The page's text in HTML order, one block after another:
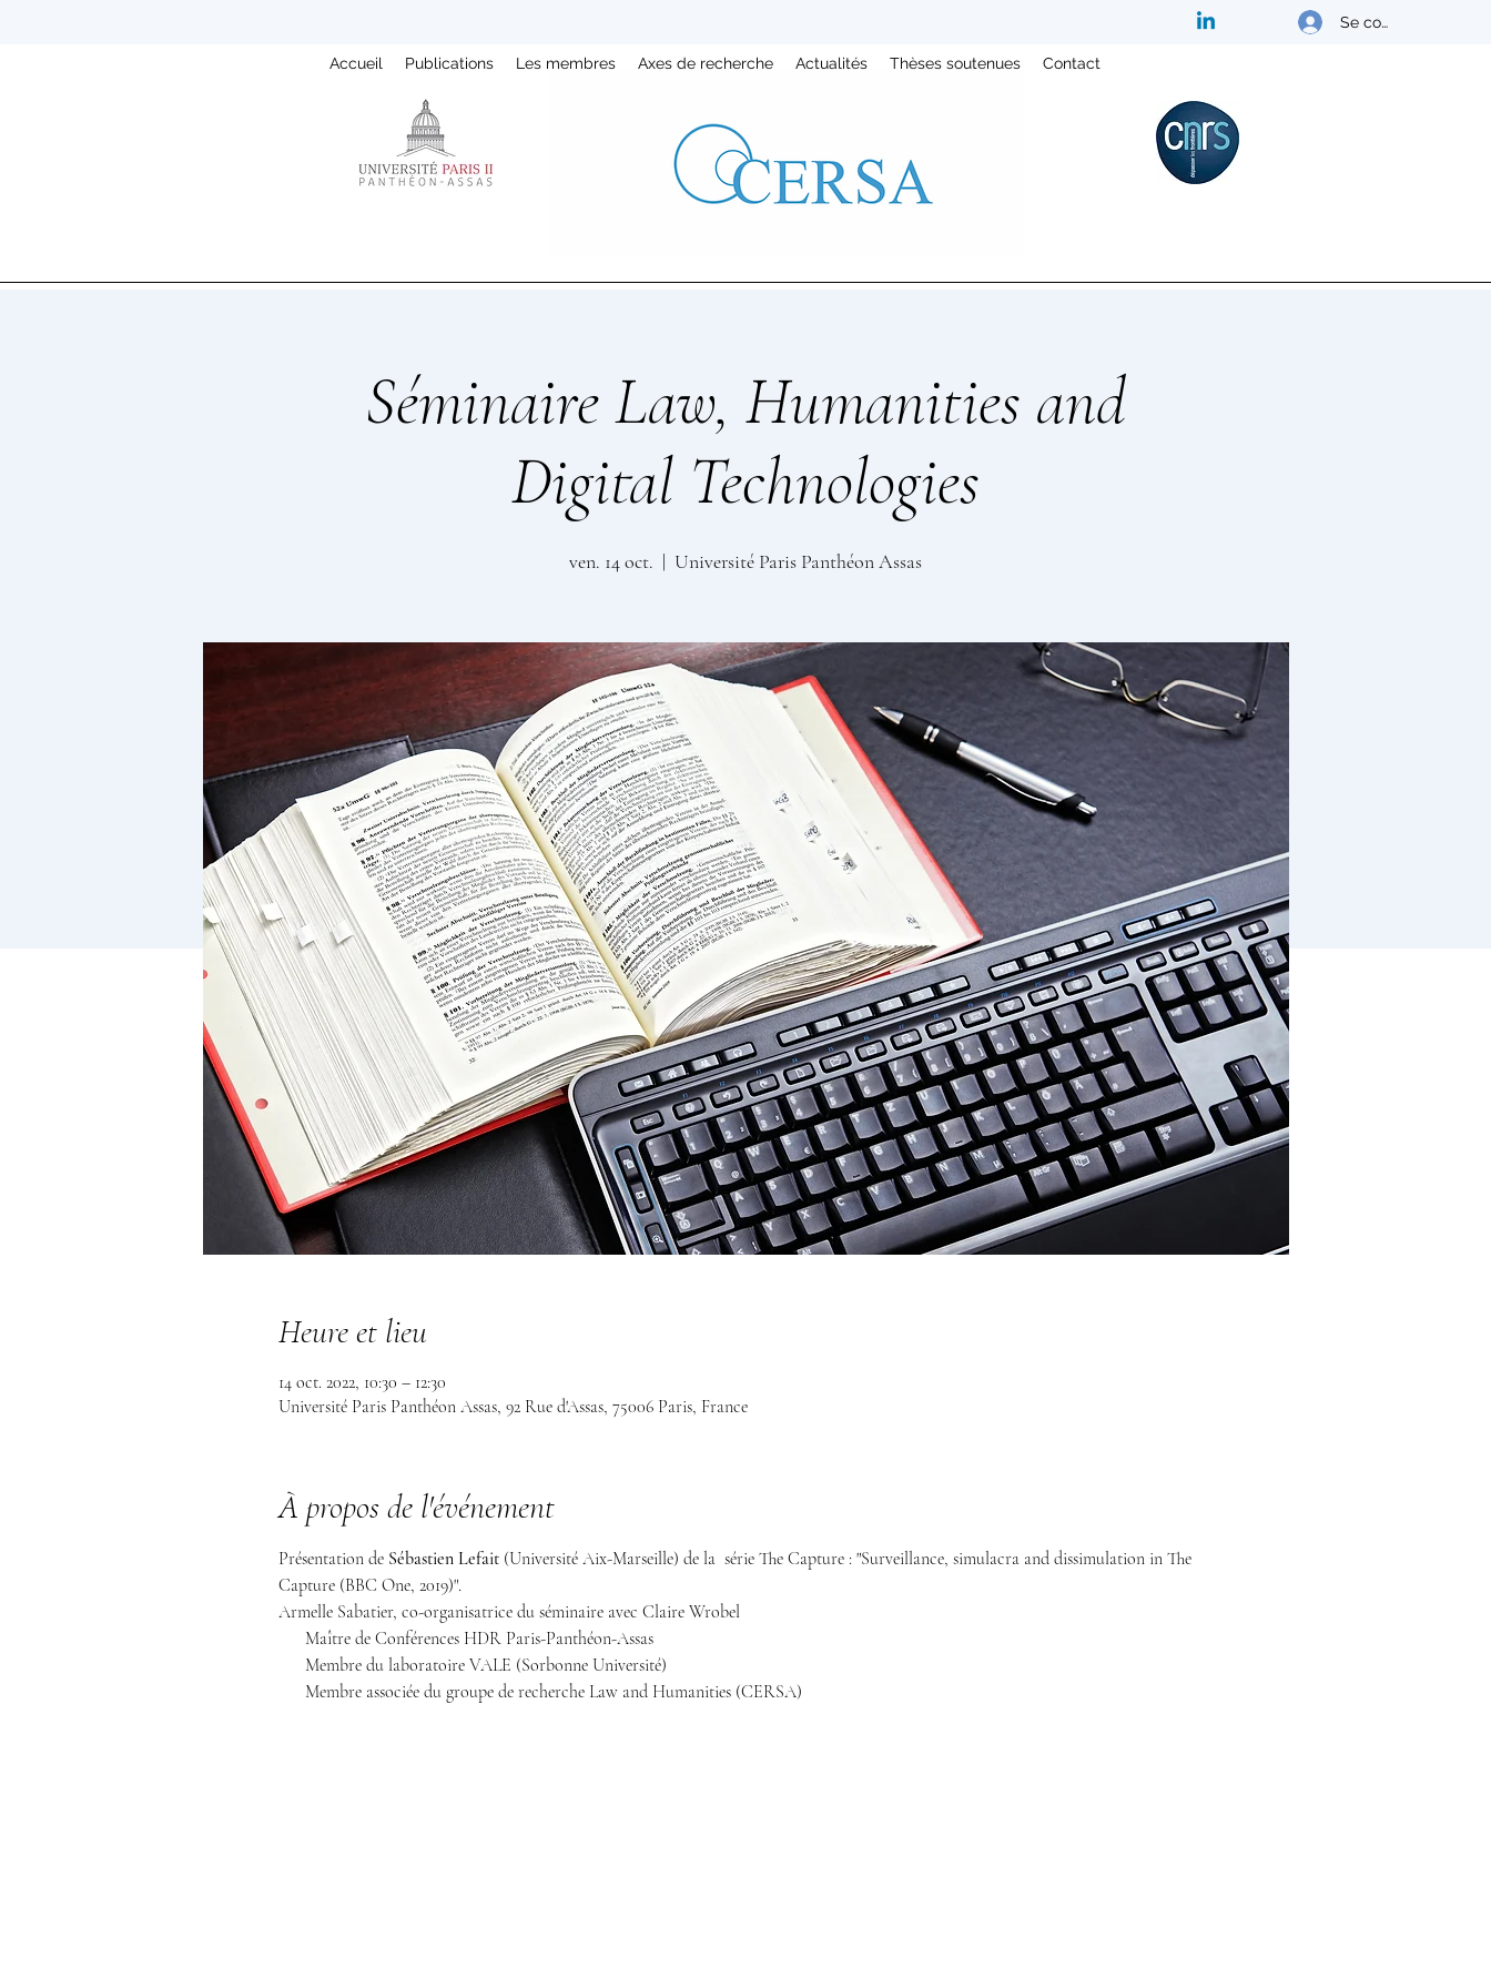
Se connecter
Accueil Publications Les membres Axes de recherche Actualités Thèses soutenues Contact
Séminaire Law, Humanities and
Digital Technologies
ven. 14 oct.
  |
Université Paris Panthéon Assas
Heure et lieu
14 oct. 2022, 10:30 – 12:30
Université Paris Panthéon Assas, 92 Rue d'Assas, 75006 Paris, France
À propos de l'événement
Présentation de Sébastien Lefait (Université Aix-Marseille) de la  série The Capture : "Surveillance, simulacra and dissimulation in The
Capture (BBC One, 2019)".
Armelle Sabatier, co-organisatrice du séminaire avec Claire Wrobel
Membre associée du groupe de recherche Law and Humanities (CERSA)